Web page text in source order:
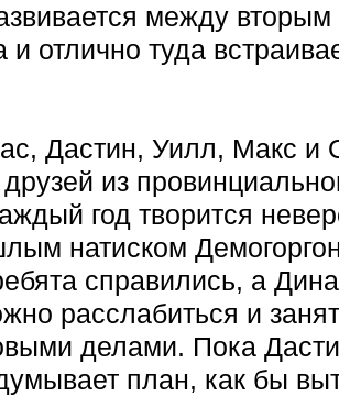
между
и отлично туда
Дастин, Уилл, Макс и
из
год творится
натиском
справились, а
расслабиться и
делами. Пока
план, как бы